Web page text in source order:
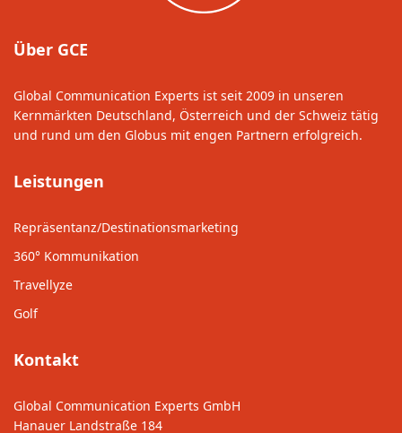
Über GCE
Global Communication Experts ist seit 2009 in unseren
Kernmärkten Deutschland, Österreich und der Schweiz tätig
und rund um den Globus mit engen Partnern erfolgreich.
Leistungen
Repräsentanz/Destinationsmarketing
360° Kommunikation
Travellyze
Golf
Kontakt
Global Communication Experts GmbH
Hanauer Landstraße 184